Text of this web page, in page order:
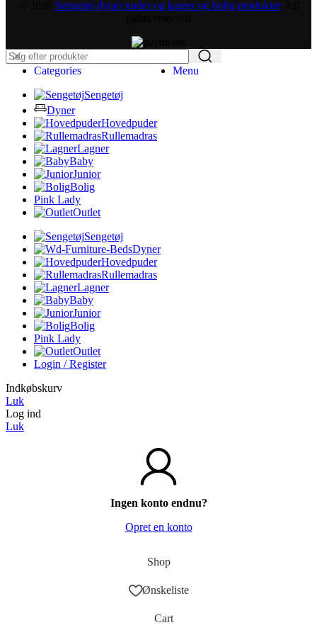
Sengetøj dyner puder og lagner og bolig produkter. All
Menu
Categories
Sengetøj
Dyner
Hovedpuder
Rullemadras
Lagner
Baby
Junior
Bolig
Pink Lady
Outlet
Sengetøj
Dyner
Hovedpuder
Rullemadras
Lagner
Baby
Junior
Bolig
Pink Lady
Outlet
Login / Register
Indkøbskurv
Luk
Log ind
Luk
Ingen konto endnu?
Opret en konto
Shop
Ønskeliste
Cart